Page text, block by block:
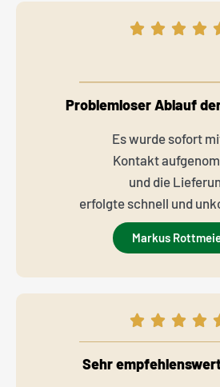
Problemloser Ablauf
Es wurde sofort
Kontakt
und die
erfolgte schnell und
Markus
Sehr